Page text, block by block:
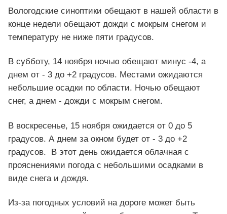
Вологодские синоптики обещают в нашей области в
конце недели обещают дожди с мокрым снегом и
температуру не ниже пяти градусов.
В субботу, 14 ноября ночью обещают минус -4, а
днем от - 3 до +2 градусов. Местами ожидаются
небольшие осадки по области. Ночью обещают
снег, а днем - дожди с мокрым снегом.
В воскресенье, 15 ноября ожидается от 0 до 5
градусов. А днем за окном будет от - 3 до +2
градусов. В этот день ожидается облачная с
прояснениями погода с небольшими осадками в
виде снега и дождя.
Из-за погодных условий на дороге может быть